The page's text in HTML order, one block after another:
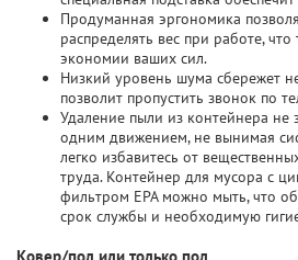
Продуманная эргономика
распределять вес при работе, что
экономии ваших сил.
Низкий уровень шума сбережет
позволит пропустить звонок по
Удаление пыли из контейнера не
одним движением, не вынимая
легко избавитесь от
труда. Контейнер для мусора с
фильтром ЕРА можно мыть, что
срок службы и необходимую